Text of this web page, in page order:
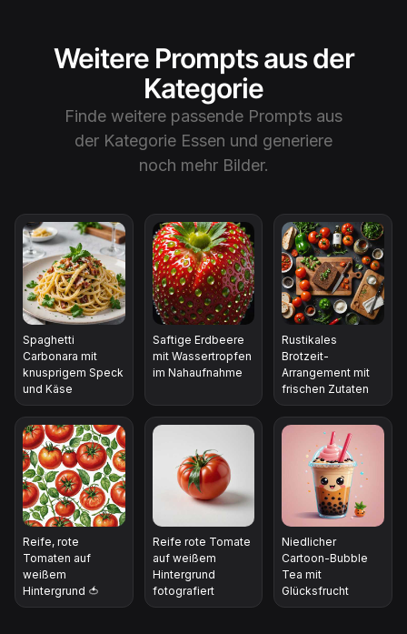
Weitere Prompts aus der
Kategorie
Finde weitere passende Prompts aus
der Kategorie Essen und generiere
noch mehr Bilder.
Spaghetti
Carbonara mit
knusprigem Speck
und Käse
Saftige Erdbeere
mit Wassertropfen
im Nahaufnahme
Rustikales
Brotzeit-
Arrangement mit
frischen Zutaten
Reife, rote
Tomaten auf
weißem
Hintergrund 🍅
Reife rote Tomate
auf weißem
Hintergrund
fotografiert
Niedlicher
Cartoon-Bubble
Tea mit
Glücksfrucht